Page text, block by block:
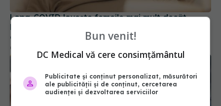
de peste 40 de ani
06 feb 2025, 21:25
Bun venit!
DC Medical vă cere consimțământul
Publicitate și conținut personalizat, măsurători
ale publicității și de conținut, cercetarea
audienței și dezvoltarea serviciilor